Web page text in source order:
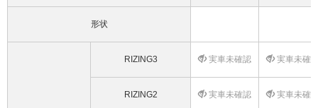
形状
RIZING3 実車未確認 実車未確
RIZING2 実車未確認 実車未確